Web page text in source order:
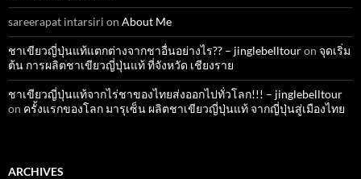
sareerapat intarsiri on About Me
ชาเขียวญี่ปุ่นแท้แตกต่างจากชาอื่นอย่างไร?? – jinglebelltouron จุดเริ่ม
ต้น การผลิตชาเขียวญี่ปุ่นแท้ ที่จังหวัด เชียงราย
ชาเขียวญี่ปุ่นแท้จากไร่ชาของไทยส่งออกไปทั่วโลก!!! – jinglebelltour
on ครั้งแรกของโลก มารุเซ็น ผลิตชาเขียวญี่ปุ่นแท้ จากญี่ปุ่นสู่เมืองไทย
ARCHIVES